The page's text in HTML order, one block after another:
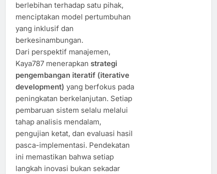
berlebihan terhadap satu pihak,
menciptakan model pertumbuhan
yang inklusif dan
berkesinambungan.
Dari perspektif manajemen,
Kaya787 menerapkan strategi
pengembangan iteratif (iterative
development) yang berfokus pada
peningkatan berkelanjutan. Setiap
pembaruan sistem selalu melalui
tahap analisis mendalam,
pengujian ketat, dan evaluasi hasil
pasca-implementasi. Pendekatan
ini memastikan bahwa setiap
langkah inovasi bukan sekadar